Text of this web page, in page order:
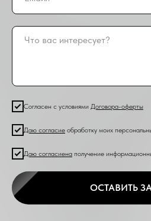
Согласен с условиями Договора-оферты
Даю согласие обработку моих
Даю согласиена получение
ОСТАВИТЬ